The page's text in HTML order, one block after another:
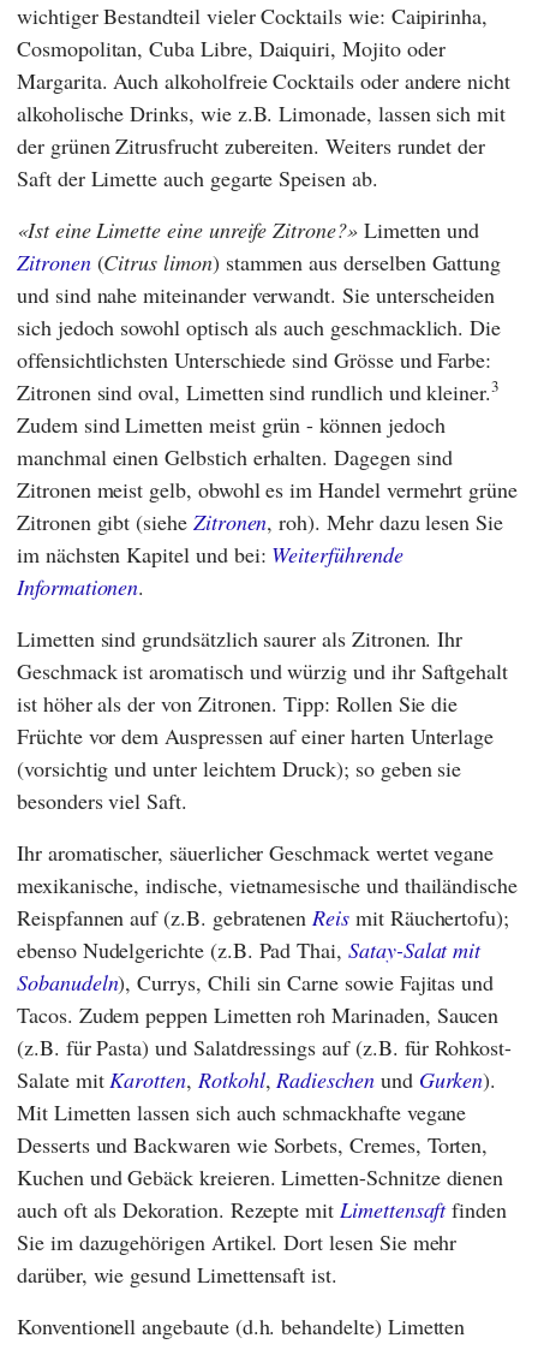
wichtiger Bestandteil vieler Cocktails wie: Caipirinha,
Cosmopolitan, Cuba Libre, Daiquiri, Mojito oder
Margarita. Auch alkoholfreie Cocktails oder andere nicht
alkoholische Drinks, wie z.B. Limonade, lassen sich mit
der grünen Zitrusfrucht zubereiten. Weiters rundet der
Saft der Limette auch gegarte Speisen ab.
Ist eine Limette eine unreife Zitrone? Limetten und
Zitronen(Citrus limon) stammen aus derselben Gattung
und sind nahe miteinander verwandt. Sie unterscheiden
sich jedoch sowohl optisch als auch geschmacklich. Die
offensichtlichsten Unterschiede sind Grösse und Farbe:
Zitronen sind oval, Limetten sind rundlich und kleiner.3
Zudem sind Limetten meist grün - können jedoch
manchmal einen Gelbstich erhalten. Dagegen sind
Zitronen meist gelb, obwohl es im Handel vermehrt grüne
Zitronen gibt (siehe Zitronen, roh). Mehr dazu lesen Sie
im nächsten Kapitel und bei: Weiterführende
Informationen.
Limetten sind grundsätzlich saurer als Zitronen. Ihr
Geschmack ist aromatisch und würzig und ihr Saftgehalt
ist höher als der von Zitronen. Tipp: Rollen Sie die
Früchte vor dem Auspressen auf einer harten Unterlage
(vorsichtig und unter leichtem Druck); so geben sie
besonders viel Saft.
Ihr aromatischer, säuerlicher Geschmack wertet vegane
mexikanische, indische, vietnamesische und thailändische
Reispfannen auf (z.B. gebratenenReis mit Räuchertofu);
ebenso Nudelgerichte (z.B. Pad Thai,Satay-Salat mit
Sobanudeln), Currys, Chili sin Carne sowie Fajitas und
Tacos. Zudem peppen Limetten roh Marinaden, Saucen
(z.B. für Pasta) und Salatdressings auf (z.B. für Rohkost-
Salate mitKarotten, Rotkohl,Radieschenund Gurken).
Mit Limetten lassen sich auch schmackhafte vegane
Desserts und Backwaren wie Sorbets, Cremes, Torten,
Kuchen und Gebäck kreieren. Limetten-Schnitze dienen
auch oft als Dekoration. Rezepte mitLimettensaftfinden
Sie im dazugehörigen Artikel. Dort lesen Sie mehr
darüber, wie gesund Limettensaft ist.
Konventionell angebaute (d.h. behandelte) Limetten